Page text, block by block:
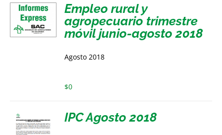
Empleo rural y
agropecuario trimestre
móvil junio-agosto 2018
Agosto 2018
$0
IPC Agosto 2018